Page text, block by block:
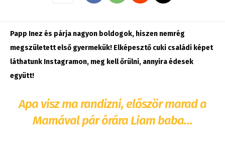
Papp Inez és párja nagyon boldogok, hiszen nemrég
megszületett első gyermekük! Elképesztő cuki családi képet
láthatunk Instagramon, meg kell őrülni, annyira édesek
együtt!
Apa visz ma randizni, először marad a
Mamával pár órára Liam baba…